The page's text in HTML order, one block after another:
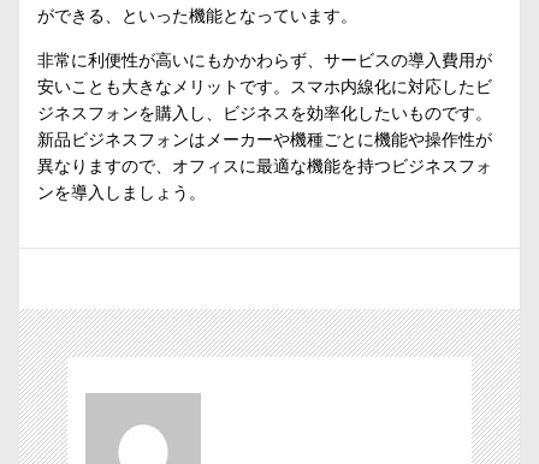
ができる、といった機能となっています。
非常に利便性が高いにもかかわらず、サービスの導入費用が
安いことも大きなメリットです。スマホ内線化に対応したビ
ジネスフォンを購入し、ビジネスを効率化したいものです。
新品ビジネスフォンはメーカーや機種ごとに機能や操作性が
異なりますので、オフィスに最適な機能を持つビジネスフォ
ンを導入しましょう。